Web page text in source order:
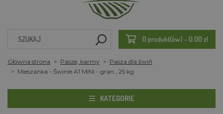
0 produkt(ów) - 0.00 zl
Główna strona Pasze, karmy
Pasza dla świń
Mieszanka - Świnie A1 MINI - gran., 25 kg
KATEGORIE